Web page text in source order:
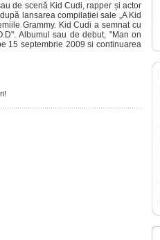
de scenă Kid Cudi, rapper și actor
lansarea compilației sale „A Kid
Grammy. Kid Cudi a semnat cu
Albumul sau de debut, "Man on
15 septembrie 2009 si continuarea